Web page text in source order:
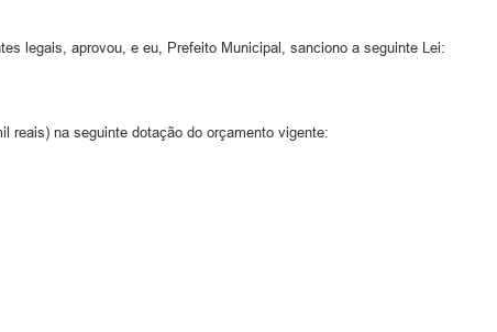
legais, aprovou, e eu, Prefeito Municipal, sanciono a seguinte Lei:
reais) na seguinte dotação do orçamento vigente: